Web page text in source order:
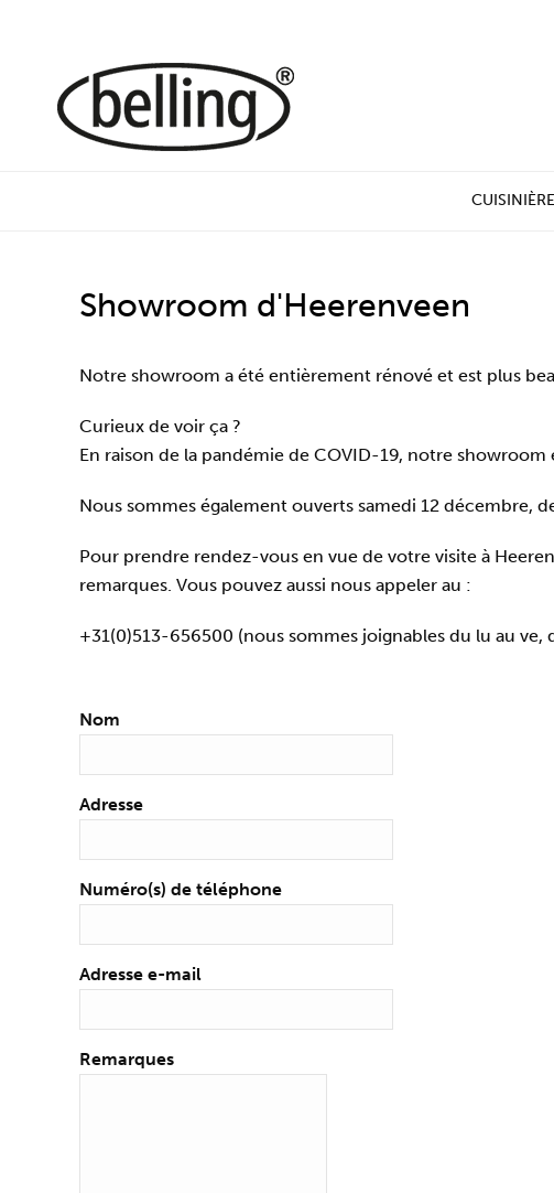
Showroom d'Heerenveen
Notre showroom a été entièrement rénové et est plus
Curieux de voir ça ?
En raison de la pandémie de COVID-19, notre
Nous sommes également ouverts samedi 12 décembre,
Pour prendre rendez-vous en vue de votre visite à
remarques. Vous pouvez aussi nous appeler au :
+31(0)513-656500 (nous sommes joignables du lu au ve,
Nom
Adresse
Numéro(s) de téléphone
Adresse e-mail
Remarques